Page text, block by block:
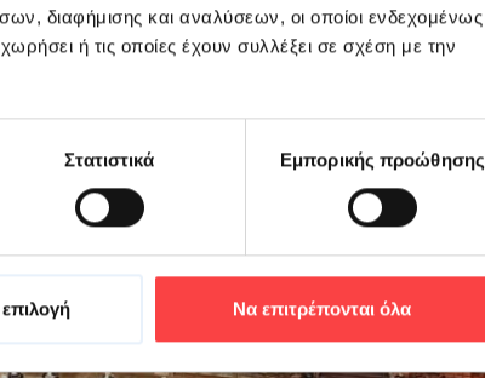
διαφήμισης και αναλύσεων, οι οποίοι ενδεχομένως
ή τις οποίες έχουν συλλέξει σε σχέση με την
Στατιστικά Εμπορικής προώθησης
Να επιτρέπονται όλα